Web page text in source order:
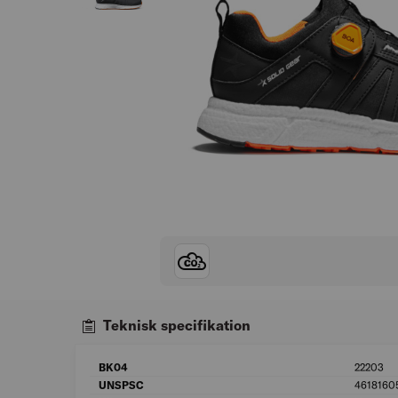
Teknisk specifikation
BK04 22203
UNSPSC